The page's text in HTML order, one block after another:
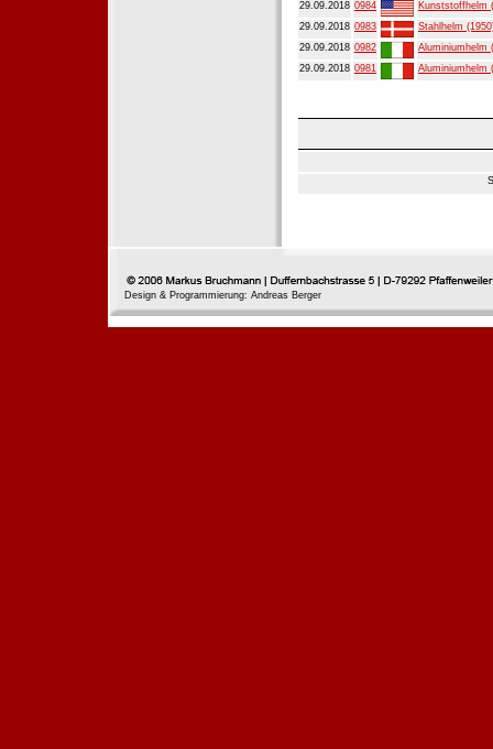
29.09.2018 0984
Kunststoffhelm
29.09.2018 0983
Stahlhelm
29.09.2018 0982
Aluminiumhelm
29.09.2018 0981 Aluminiumhelm
Design & Programmierung: Andreas Berger